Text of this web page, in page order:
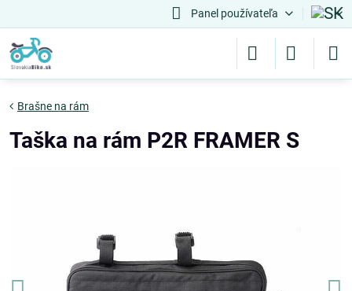
Panel používateľa
Brašne na rám
Taška na rám P2R FRAMER S